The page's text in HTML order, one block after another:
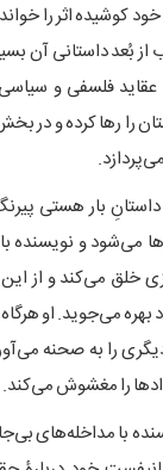
کوشیده اثر را
از بُعد داستانی آن
فلسفی و
را رها کرده و در
داستانِ بار هستی
می‌شود و نویسنده
خلق می‌کند و از
بهره می‌جوید. او
را به صحنه
را مغشوش می‌کند.
با مداخله‌های